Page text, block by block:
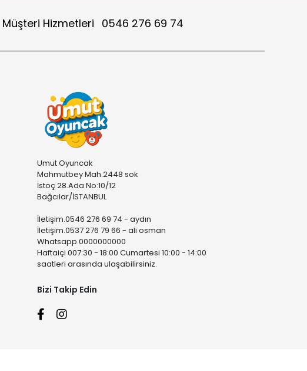
Müşteri Hizmetleri 0546 276 69 74
Umut Oyuncak
Mahmutbey Mah.2448 sok
İstoç 28.Ada No:10/12
Bağcılar/İSTANBUL
İletişim.0546 276 69 74 - aydın
İletişim.0537 276 79 66 - ali osman
Whatsapp.0000000000
Haftaiçi 007:30 - 18:00 Cumartesi 10:00 - 14:00
saatleri arasında ulaşabilirsiniz.
Bizi Takip Edin